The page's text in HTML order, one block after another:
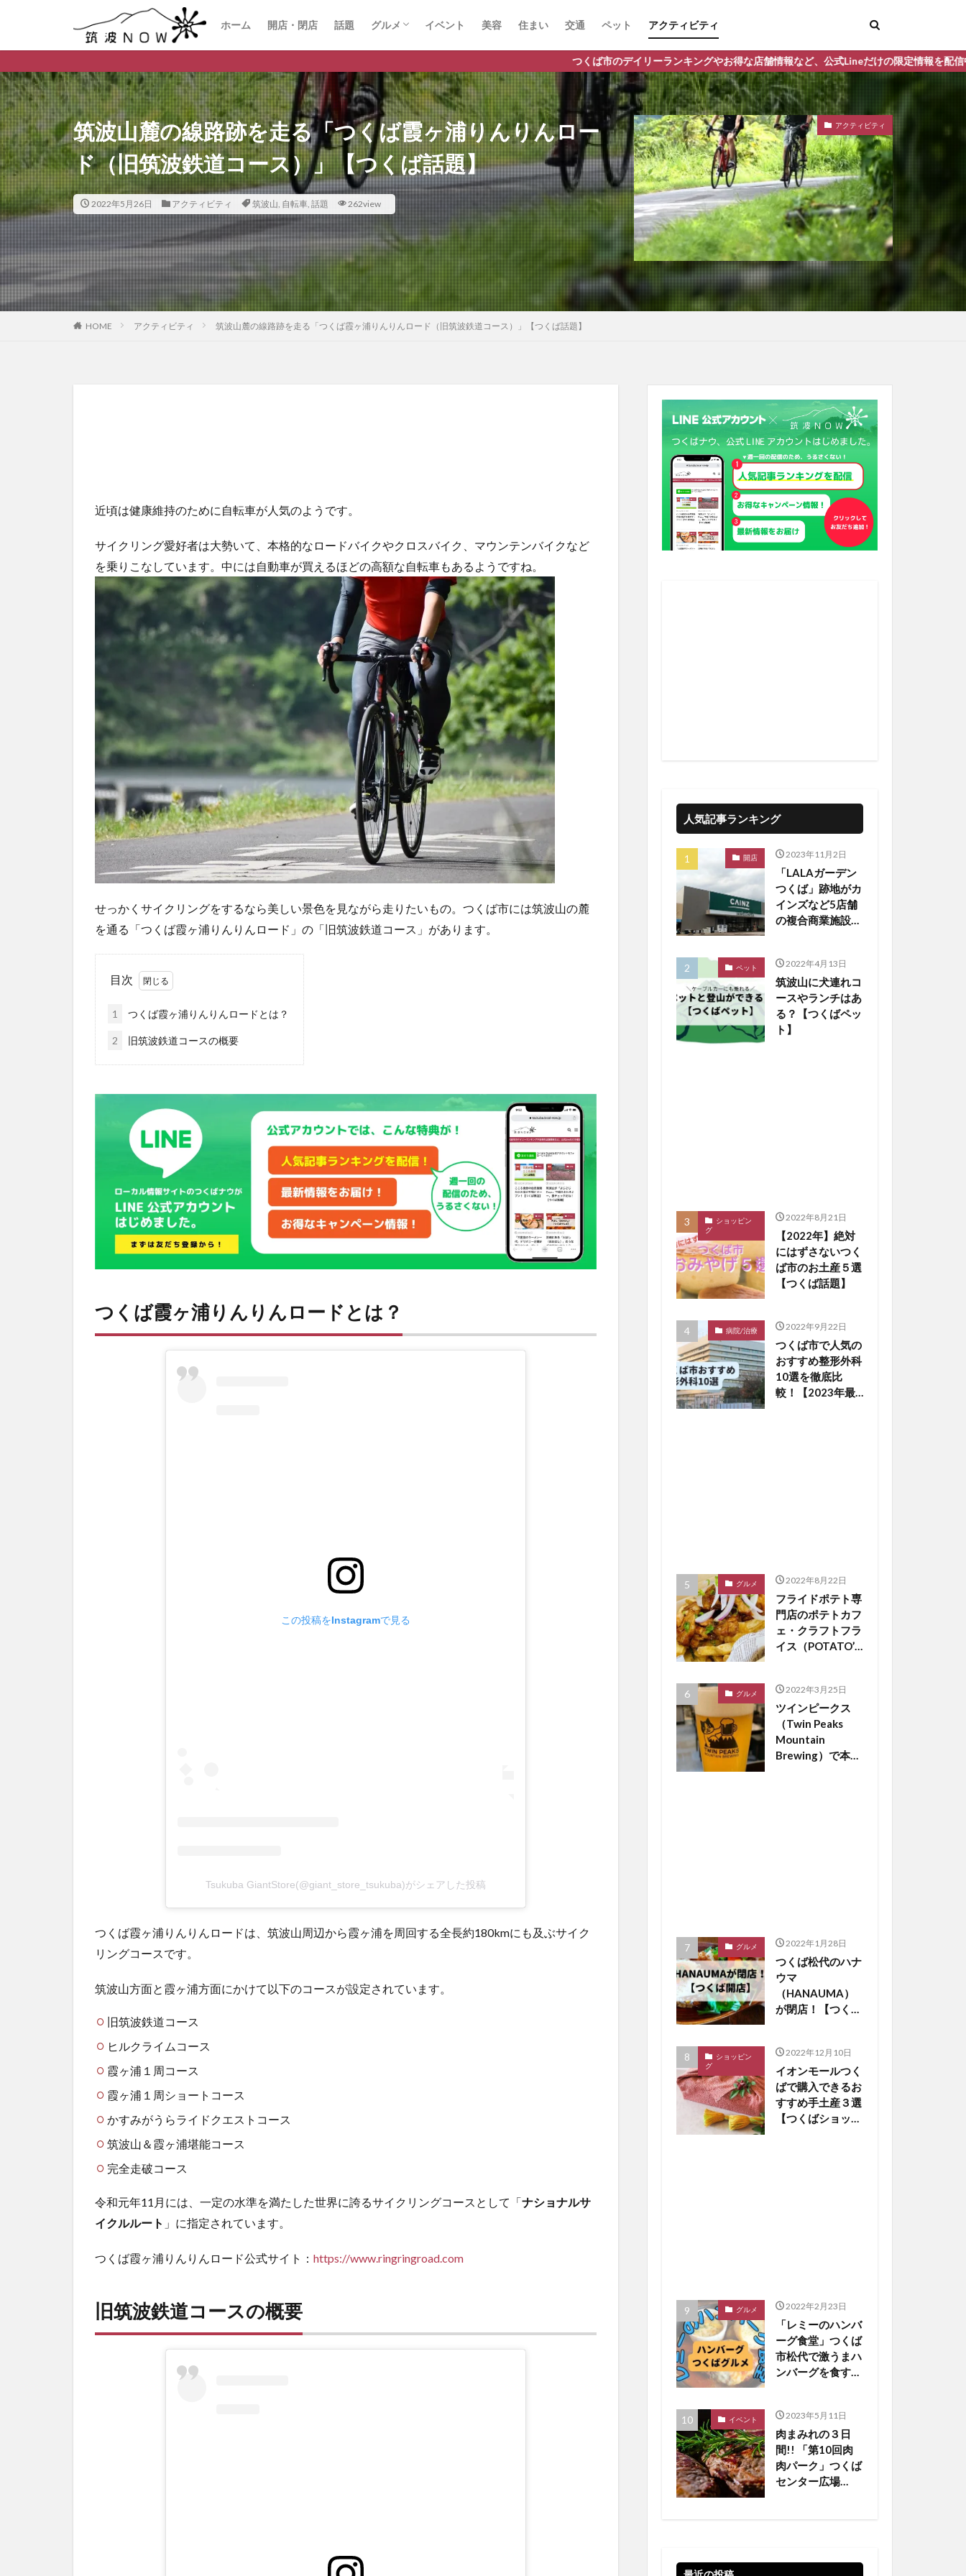
ホーム 開店・閉店 話題 グルメ イベント 美容 住まい 交通 ペット アクティビティ
つくば市のデイリーランキングやお得な店舗情報など、公式Lineだけの限定情報を配信中！
筑波山麓の線路跡を走る「つくば霞ヶ浦りんりんロー
ド（旧筑波鉄道コース）」【つくば話題】
2022年5月26日 アクティビティ 筑波山, 自転車, 話題 262view
アクティビティ
HOME アクティビティ 筑波山麓の線路跡を走る「つくば霞ヶ浦りんりんロード（旧筑波鉄道コース）」【つくば話題】
近頃は健康維持のために自転車が人気のようです。
サイクリング愛好者は大勢いて、本格的なロードバイクやクロスバイク、マウンテンバイクなど
を乗りこなしています。中には自動車が買えるほどの高額な自転車もあるようですね。
せっかくサイクリングをするなら美しい景色を見ながら走りたいもの。つくば市には筑波山の麓
を通る「つくば霞ヶ浦りんりんロード」の「旧筑波鉄道コース」があります。
目次
1 つくば霞ヶ浦りんりんロードとは？
2 旧筑波鉄道コースの概要
つくば霞ヶ浦りんりんロードとは？
この投稿をInstagramで見る
Tsukuba GiantStore(@giant_store_tsukuba)がシェアした投稿
つくば霞ヶ浦りんりんロードは、筑波山周辺から霞ヶ浦を周回する全長約180kmにも及ぶサイク
リングコースです。
筑波山方面と霞ヶ浦方面にかけて以下のコースが設定されています。
旧筑波鉄道コース
ヒルクライムコース
霞ヶ浦１周コース
霞ヶ浦１周ショートコース
かすみがうらライドクエストコース
筑波山＆霞ヶ浦堪能コース
完全走破コース
令和元年11月には、一定の水準を満たした世界に誇るサイクリングコースとして「ナショナルサ
イクルルート 」に指定されています。
つくば霞ヶ浦りんりんロード公式サイト： https://www.ringringroad.com
旧筑波鉄道コースの概要
人気記事ランキング
開店 2023年11月2日
「LALAガーデン
つくば」跡地がカ
インズなど5店舗
の複合商業施設に
ペット 2022年4月13日
筑波山に犬連れコ
ースやランチはあ
る？【つくばペッ
ト】
ショッピン
グ
2022年8月21日
【2022年】絶対
にはずさないつく
ば市のお土産５選
【つくば話題】
病院/治療 2022年9月22日
つくば市で人気の
おすすめ整形外科
10選を徹底比
較！【2023年最
グルメ 2022年8月22日
フライドポテト専
門店のポテトカフ
ェ・クラフトフラ
イス（POTATO’S
くば市松代にオー
プン【つくば開
店】
グルメ 2022年3月25日
ツインピークス
（Twin Peaks
Mountain
Brewing）で本場
グルメ 2022年1月28日
つくば松代のハナ
ウマ
（HANAUMA）
が閉店！【つくば
ショッピン
グ
2022年12月10日
イオンモールつく
ばで購入できるお
すすめ手土産３選
【つくばショッピ
グルメ 2022年2月23日
「レミーのハンバ
ーグ食堂」つくば
市松代で激うまハ
ンバーグを食す
イベント 2023年5月11日
肉まみれの３日
間!! 「第10回肉
肉パーク」つくば
センター広場